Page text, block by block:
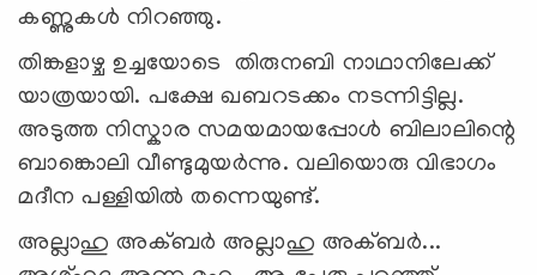
കണ്ണുകള്‍ നിറഞ്ഞു.
തിങ്കളാഴ്ച ഉച്ചയോടെ തിരുനബി നാഥാനിലേക്ക്
യാത്രയായി. പക്ഷേ ഖബറടക്കം നടന്നിട്ടില്ല.
അടുത്ത നിസ്കാര സമയമായപ്പോൾ ബിലാലിന്റെ
ബാങ്കൊലി വീണ്ടുമുയർന്നു. വലിയൊരു വിഭാഗം
മദീന പള്ളിയിൽ തന്നെയുണ്ട്.
അല്ലാഹു അക്ബർ അല്ലാഹു അക്ബർ...